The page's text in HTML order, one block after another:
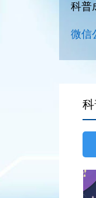
科普
微信